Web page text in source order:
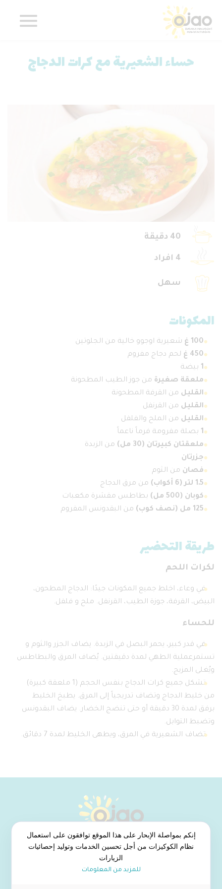
المحتوى
حساء الشعيرية مع كرات الدجاج
40 دقيقة
4 افراد
سهل
المكونات
100 غ
شعيرية اوجوو خالية من الجلوتين
450 غ
لحم دجاج مفروم
1
بيضة
ملعقة صغيرة من جوز الطيب المطحونة
القليل من القرفة المطحونة
القليل من القرنفل
القليل من الملح والفلفل
1
بصلة مفرومة فرماً ناعماً
ملعقتان كبيرتان (30 مل)
من الزبدة
جزرتان
فصان من الثوم
1.5 لتر (6 أكواب)
من مرق الدجاج
كوبان (500 مل)
بطاطس مقشرة مكعبات
125 مل (نصف كوب)
من البقدونس المفروم
طريقة التحضير
لكرات اللحم
في وعاء، اخلط جميع المكونات جيدًا: الدجاج المطحون،
البيض، القرفة، جوزة الطيب، القرنفل. ملح و فلفل.
للحساء
في قدر كبير، يحمر البصل في الزبدة. يضاف الجزر والثوم و
تستمرعملية الطهي لمدة دقيقتين. يُضاف المرق والبطاطس
ويُغلى المزيج.
تشكل جميع كرات الدجاج بنفس الحجم (1 ملعقة كبيرة)
من خليط الدجاج وتضاف تدريجياً إلى المرق. يطبخ الخليط
برفق لمدة 30 دقيقة أو حتى تنضج الخضار. يضاف البقدونس
وتضبط التوابل.
تضاف الشعيرية في المرق، ويطهى الخليط لمدة 7 دقائق.
إنكم بمواصلة الإبحار على هذا الموقع توافقون على استعمال
نظام الكوكيزات من أجل تحسين الخدمات وتوليد إحصائيات
الزيارات
للمزيد من المعلومات
من نحن